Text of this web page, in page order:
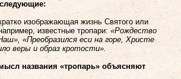
изображающая жизнь Святого или
известные тропари: «Рождество
«Преобразился еси на горе, Христе
веры и образ кротости».
названия «тропарь» объясняют